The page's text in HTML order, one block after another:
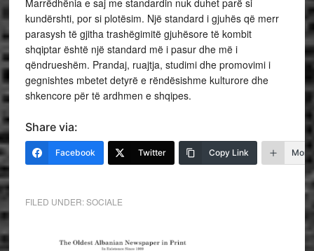
Marrëdhënia e saj me standardin nuk duhet parë si
kundërshti, por si plotësim. Një standard i gjuhës që merr
parasysh të gjitha trashëgimitë gjuhësore të kombit
shqiptar është një standard më i pasur dhe më i
qëndrueshëm. Prandaj, ruajtja, studimi dhe promovimi i
gegnishtes mbetet detyrë e rëndësishme kulturore dhe
shkencore për të ardhmen e shqipes.
Share via:
Facebook Twitter Copy Link More
FILED UNDER:SOCIALE